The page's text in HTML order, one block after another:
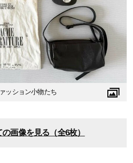
ッション小物たち
画像を見る（全6枚）